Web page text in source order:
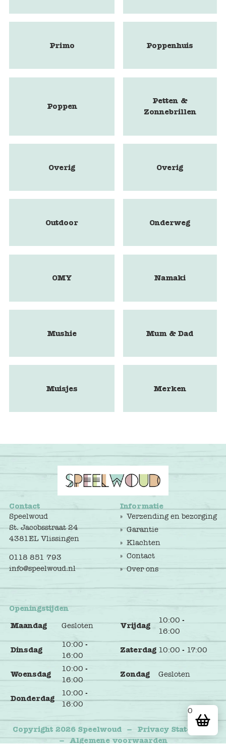
Primo Poppenhuis
Poppen
Petten &
Zonnebrillen
Overig Overig
Outdoor Onderweg
OMY Namaki
Mushie Mum & Dad
Muisjes Merken
0
Contact
Speelwoud
St. Jacobsstraat 24
4381EL Vlissingen
0118 851 793
info@speelwoud.nl
Informatie
Verzending en bezorging
Garantie
Klachten
Contact
Over ons
Openingstijden
Maandag
Gesloten Vrijdag
10:00 -
16:00
Dinsdag
10:00 -
16:00
Zaterdag 10:00 - 17:00
Woensdag
10:00 -
16:00
Zondag Gesloten
Donderdag
10:00 -
16:00
Copyright 2026 Speelwoud –
Privacy Statement
– Algemene voorwaarden